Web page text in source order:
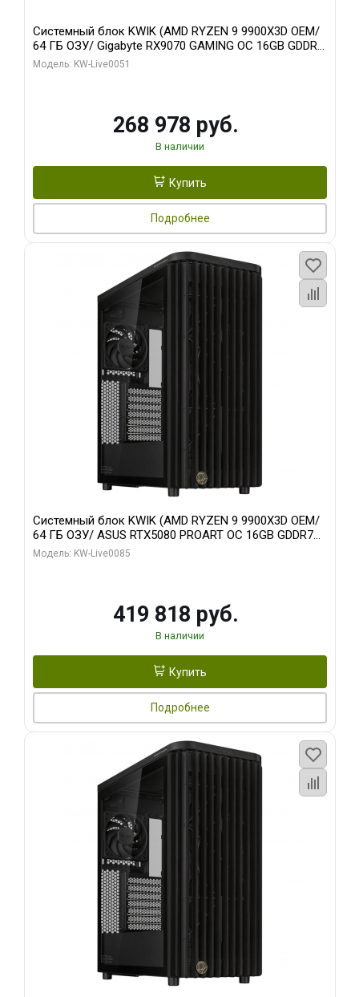
Системный блок KWIK (AMD RYZEN 9 9900X3D OEM/
64 ГБ ОЗУ/ Gigabyte RX9070 GAMING OC 16GB GDDR6
256bit 2xDP 2xH/ 960 ГБ SSD)
Модель: KW-Live0051
268 978 руб.
В наличии
Купить
Подробнее
Системный блок KWIK (AMD RYZEN 9 9900X3D OEM/
64 ГБ ОЗУ/ ASUS RTX5080 PROART OC 16GB GDDR7
256bit Type-C DP 2/ 960 ГБ SSD)
Модель: KW-Live0085
419 818 руб.
В наличии
Купить
Подробнее